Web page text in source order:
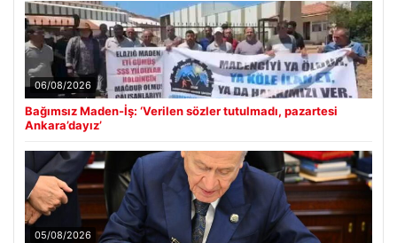
06/08/2026
Bağımsız Maden-İş: ‘Verilen sözler tutulmadı, pazartesi
Ankara’dayız’
05/08/2026